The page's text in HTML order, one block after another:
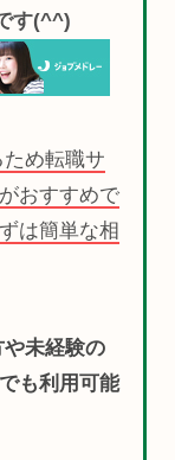
す(^^)
め転職サ
おすすめで
は簡単な相
未経験の
も利用可能